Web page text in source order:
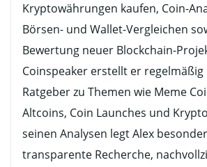
Kryptowährungen kaufen, Coin-
Börsen- und Wallet-Vergleichen
Bewertung neuer Blockchain-
Coinspeaker erstellt er
Ratgeber zu Themen wie Meme
Altcoins, Coin Launches und
seinen Analysen legt Alex
transparente Recherche,